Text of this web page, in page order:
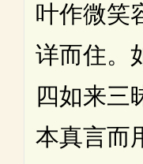
叶作微笑
详而住。
四如来三
本真言而